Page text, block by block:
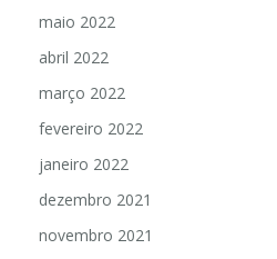
maio 2022
abril 2022
março 2022
fevereiro 2022
janeiro 2022
dezembro 2021
novembro 2021